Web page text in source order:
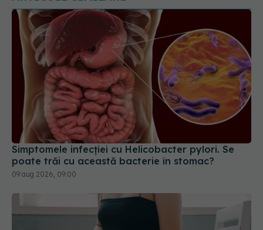
Simptomele infecției cu Helicobacter pylori. Se
poate trăi cu această bacterie în stomac?
09 aug 2026, 09:00